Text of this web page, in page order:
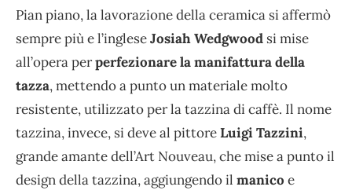
Pian piano, la lavorazione della ceramica si affermò
sempre più e l’ingleseJosiah Wedgwood si mise
all’opera perperfezionare la manifattura della
tazza, mettendo a punto un materiale molto
resistente, utilizzato per la tazzina di caffè. Il nome
tazzina, invece, si deve al pittoreLuigi Tazzini,
grande amante dell’Art Nouveau, che mise a punto il
design della tazzina, aggiungendo il manico e